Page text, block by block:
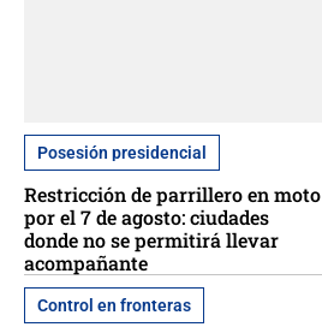
Posesión presidencial
Restricción de parrillero en moto
por el 7 de agosto: ciudades
donde no se permitirá llevar
acompañante
Control en fronteras